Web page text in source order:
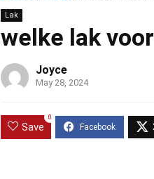
Lak
welke lak
Joyce
May 28, 2024
Save
0